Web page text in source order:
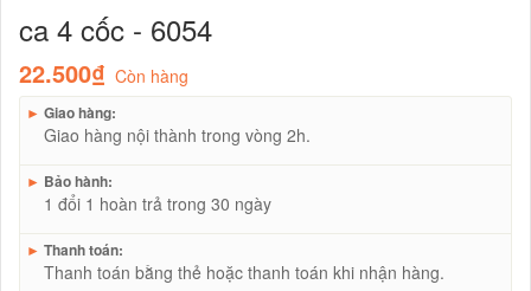
ca 4 cốc - 6054
22.500₫ Còn hàng
► Giao hàng:
Giao hàng nội thành trong vòng 2h.
► Bảo hành:
1 đổi 1 hoàn trả trong 30 ngày
► Thanh toán:
Thanh toán bằng thẻ hoặc thanh toán khi nhận hàng.